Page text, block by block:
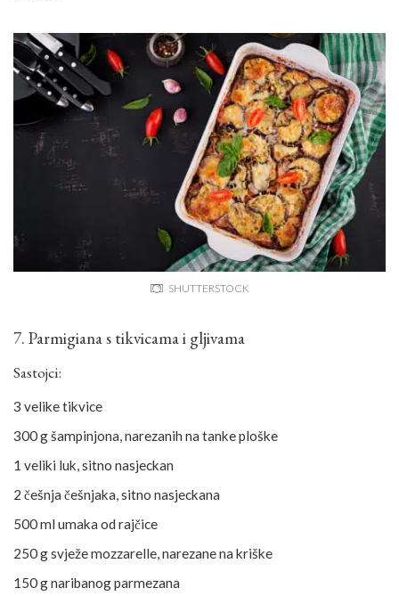
SHUTTERSTOCK
7. Parmigiana s tikvicama i gljivama
Sastojci:
3 velike tikvice
300 g šampinjona, narezanih na tanke ploške
1 veliki luk, sitno nasjeckan
2 češnja češnjaka, sitno nasjeckana
500 ml umaka od rajčice
250 g svježe mozzarelle, narezane na kriške
150 g naribanog parmezana